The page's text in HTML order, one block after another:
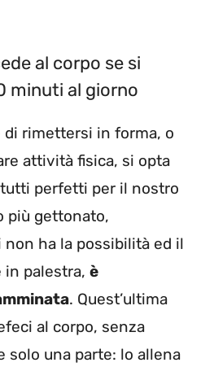
al corpo se si
minuti al giorno
di rimettersi in forma, o
attività fisica, si opta
perfetti per il nostro
più gettonato,
ha la possibilità ed il
in palestra, è
. Quest’ultima
al corpo, senza
solo una parte: lo allena